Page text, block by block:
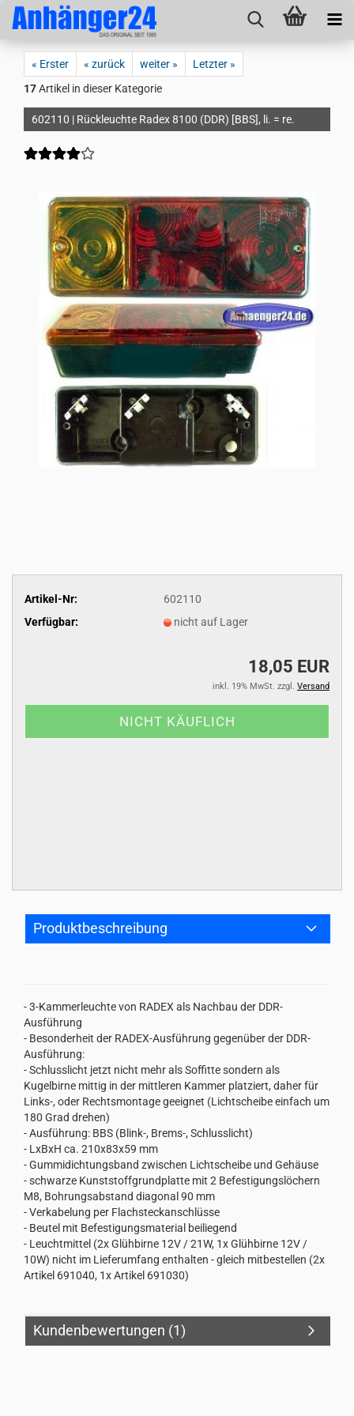
« Erster « zurück weiter »
Letzter »
17Artikel in dieser Kategorie
602110 | Rückleuchte Radex 8100 (DDR) [BBS], li. = re.
Artikel-Nr:
602110
Verfügbar:
nicht auf Lager
18,05 EUR
inkl. 19% MwSt. zzgl. Versand
Produktbeschreibung
- 3-Kammerleuchte von RADEX als Nachbau der DDR-
Ausführung
- Besonderheit der RADEX-Ausführung gegenüber der DDR-
Ausführung:
- Schlusslicht jetzt nicht mehr als Soffitte sondern als
Kugelbirne mittig in der mittleren Kammer platziert, daher für
Links-, oder Rechtsmontage geeignet (Lichtscheibe einfach um
180 Grad drehen)
- Ausführung: BBS (Blink-, Brems-, Schlusslicht)
- LxBxH ca. 210x83x59 mm
- Gummidichtungsband zwischen Lichtscheibe und Gehäuse
- schwarze Kunststoffgrundplatte mit 2 Befestigungslöchern
M8, Bohrungsabstand diagonal 90 mm
- Verkabelung per Flachsteckanschlüsse
- Beutel mit Befestigungsmaterial beiliegend
- Leuchtmittel (2x Glühbirne 12V / 21W, 1x Glühbirne 12V /
10W) nicht im Lieferumfang enthalten - gleich mitbestellen (2x
Artikel 691040, 1x Artikel 691030)
Kundenbewertungen (1)